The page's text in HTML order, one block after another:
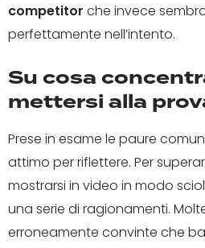
competitor che invece
perfettamente nell’intento.
Su cosa
mettersi alla
Prese in esame le paure
attimo per riflettere. Per
mostrarsi in video in modo
una serie di ragionamenti.
erroneamente convinte che